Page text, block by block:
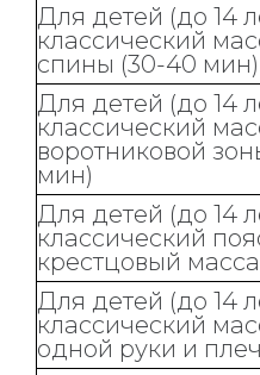
Для детей (до 14
классический
спины (30-40 мин)
Для детей (до 14
классический
воротниковой
мин)
Для детей (до 14
классический
крестцовый
Для детей (до 14
классический
одной руки и